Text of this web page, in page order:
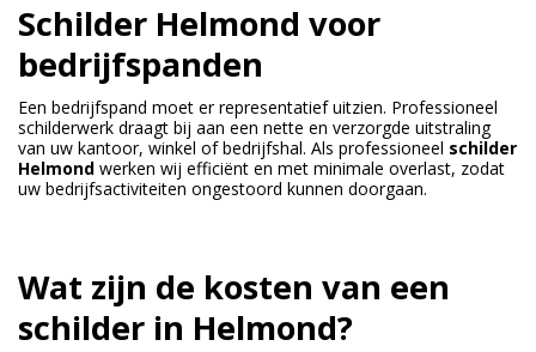
Schilder Helmond voor
bedrijfspanden
Een bedrijfspand moet er representatief uitzien. Professioneel
schilderwerk draagt bij aan een nette en verzorgde uitstraling
van uw kantoor, winkel of bedrijfshal. Als professioneel schilder
Helmond werken wij efficiënt en met minimale overlast, zodat
uw bedrijfsactiviteiten ongestoord kunnen doorgaan.
Wat zijn de kosten van een
schilder in Helmond?